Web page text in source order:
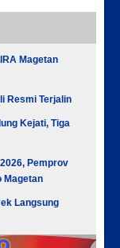
Magetan
Resmi Terjalin
Kejati, Tiga
Pemprov
Magetan
Langsung